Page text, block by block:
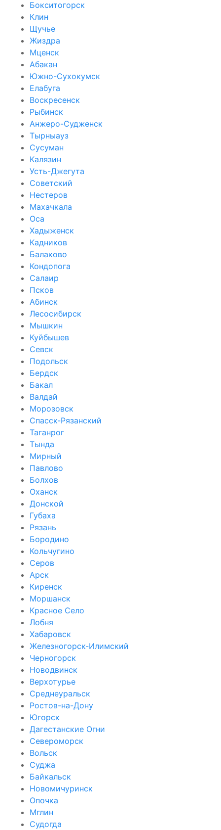
Бокситогорск
Клин
Щучье
Жиздра
Мценск
Абакан
Южно-Сухокумск
Елабуга
Воскресенск
Рыбинск
Анжеро-Судженск
Тырныауз
Сусуман
Калязин
Усть-Джегута
Советский
Нестеров
Махачкала
Оса
Хадыженск
Кадников
Балаково
Кондопога
Салаир
Псков
Абинск
Лесосибирск
Мышкин
Куйбышев
Севск
Подольск
Бердск
Бакал
Валдай
Морозовск
Спасск-Рязанский
Таганрог
Тында
Мирный
Павлово
Болхов
Оханск
Донской
Губаха
Рязань
Бородино
Кольчугино
Серов
Арск
Киренск
Моршанск
Красное Село
Лобня
Хабаровск
Железногорск-Илимский
Черногорск
Новодвинск
Верхотурье
Среднеуральск
Ростов-на-Дону
Югорск
Дагестанские Огни
Североморск
Вольск
Суджа
Байкальск
Новомичуринск
Опочка
Мглин
Судогда